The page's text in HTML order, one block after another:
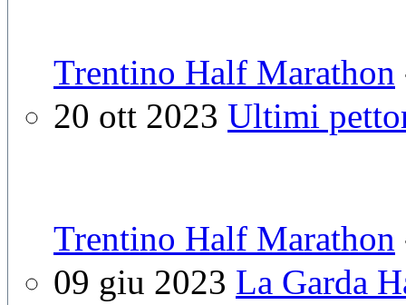
Trentino Half Marathon
20 ott 2023 Ultimi
Trentino Half Marathon
09 giu 2023 La Garda